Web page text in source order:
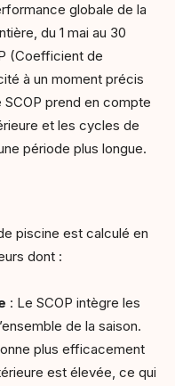
globale de la
du 1 mai au 30
(Coefficient de
à un moment précis
prend en compte
et les cycles de
période plus longue.
piscine est calculé en
dont :
: Le SCOP intègre les
de la saison.
plus efficacement
est élevée, ce qui